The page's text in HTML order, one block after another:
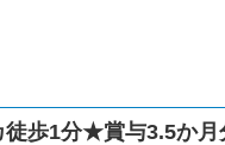
徒歩1分★賞与3.5